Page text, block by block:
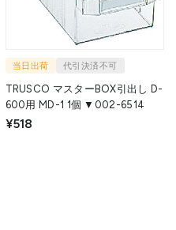
当日出荷 代引決済不可
TRUSCO マスターBOX引出し D-
600用 MD-1 1個 ▼002-6514
¥518